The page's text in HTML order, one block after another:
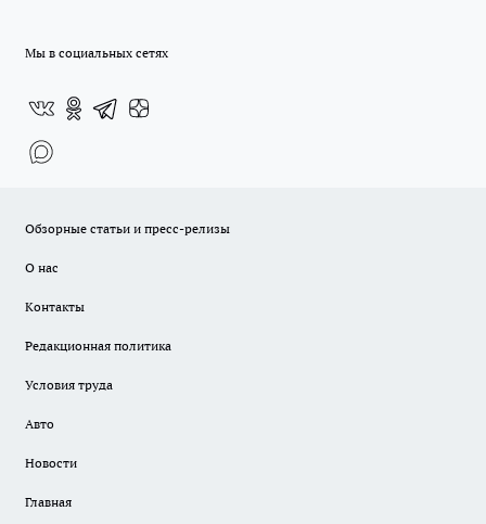
Мы в социальных сетях
Обзорные статьи и пресс-релизы
О нас
Контакты
Редакционная политика
Условия труда
Авто
Новости
Главная